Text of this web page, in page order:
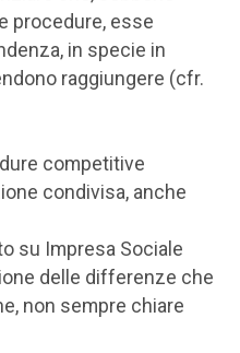
procedure, esse
in specie in
raggiungere (cfr.
competitive
condivisa, anche
su Impresa Sociale
delle differenze che
non sempre chiare